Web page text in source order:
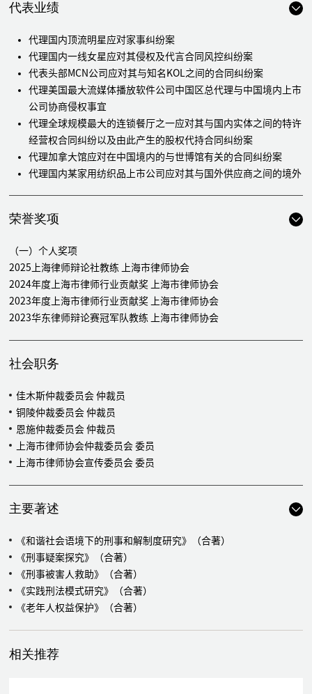
代表业绩
代理国内顶流明星应对家事纠纷案
代理国内一线女星应对其侵权及代言合同风控纠纷案
代表头部MCN公司应对其与知名KOL之间的合同纠纷案
代理美国最大流媒体播放软件公司中国区总代理与中国境内上市
公司协商侵权事宜
代理全球规模最大的连锁餐厅之一应对其与国内实体之间的特许
经营权合同纠纷以及由此产生的股权代持合同纠纷案
代理加拿大馆应对在中国境内的与世博馆有关的合同纠纷案
代理国内某家用纺织品上市公司应对其与国外供应商之间的境外
代理某教育机构应对其与境外知名教育机构之间因VIE协议而产
代理全球某知名服饰公司与国内企业之间因框架协议产生的仲裁
事宜
代理江苏某知名建筑装饰集团与上海现代美式西餐连锁品牌之间
产生的仲裁事宜
代表印度某知名汽车企业处理其与中国某汽车企业的国际仲裁事
务，并担任该印度企业的长期法律顾问及专属诉讼律师
为某涉嫌串通投标罪的犯罪嫌疑人提供法律辩护，最终使其免于
为某涉嫌寻衅滋事罪的犯罪嫌疑人提供法律辩护，最终使其承担
了最轻的法律责任
为某涉嫌走私普通货物、物品的犯罪嫌疑人提供法律辩护，最终
使其承担的责任低于最低刑
为某涉嫌非法吸收公众存款罪的犯罪嫌疑人提供法律辩护，最终
终使其承担的责任低于最低刑罚
荣誉奖项
（一）个人奖项
2025上海律师辩论社教练 上海市律师协会
2024年度上海市律师行业贡献奖 上海市律师协会
2023年度上海市律师行业贡献奖 上海市律师协会
2023华东律师辩论赛冠军队教练 上海市律师协会
社会职务
佳木斯仲裁委员会 仲裁员
铜陵仲裁委员会 仲裁员
恩施仲裁委员会 仲裁员
上海市律师协会仲裁委员会 委员
上海市律师协会宣传委员会 委员
主要著述
《和谐社会语境下的刑事和解制度研究》（合著）
《刑事疑案探究》（合著）
《刑事被害人救助》（合著）
《实践刑法模式研究》（合著）
《老年人权益保护》（合著）
相关推荐